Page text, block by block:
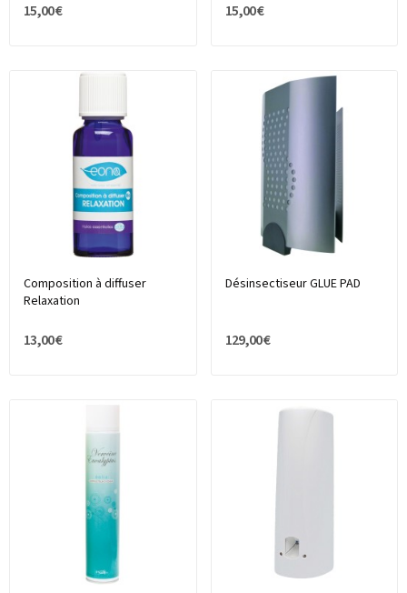
15,00 € 15,00 €
Composition à diffuser
Relaxation
13,00 €
Désinsectiseur GLUE PAD
129,00 €